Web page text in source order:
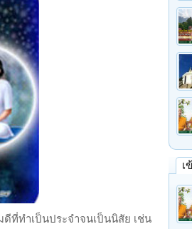
ที่ทำเป็นประจำจนเป็นนิสัย เช่น
เ